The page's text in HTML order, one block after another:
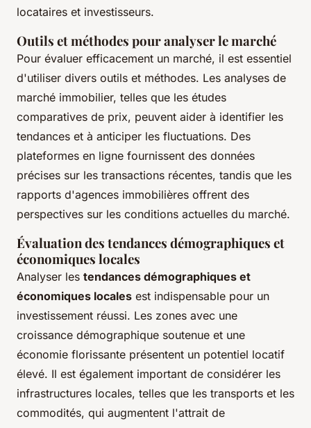
locataires et investisseurs.
Outils et méthodes pour analyser le marché
Pour évaluer efficacement un marché, il est essentiel
d'utiliser divers outils et méthodes. Les analyses de
marché immobilier, telles que les études
comparatives de prix, peuvent aider à identifier les
tendances et à anticiper les fluctuations. Des
plateformes en ligne fournissent des données
précises sur les transactions récentes, tandis que les
rapports d'agences immobilières offrent des
perspectives sur les conditions actuelles du marché.
Évaluation des tendances démographiques et
économiques locales
Analyser les tendances démographiques et
économiques locales est indispensable pour un
investissement réussi. Les zones avec une
croissance démographique soutenue et une
économie florissante présentent un potentiel locatif
élevé. Il est également important de considérer les
infrastructures locales, telles que les transports et les
commodités, qui augmentent l'attrait de